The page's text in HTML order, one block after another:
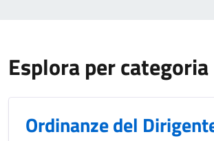
Esplora per categoria
Ordinanze del